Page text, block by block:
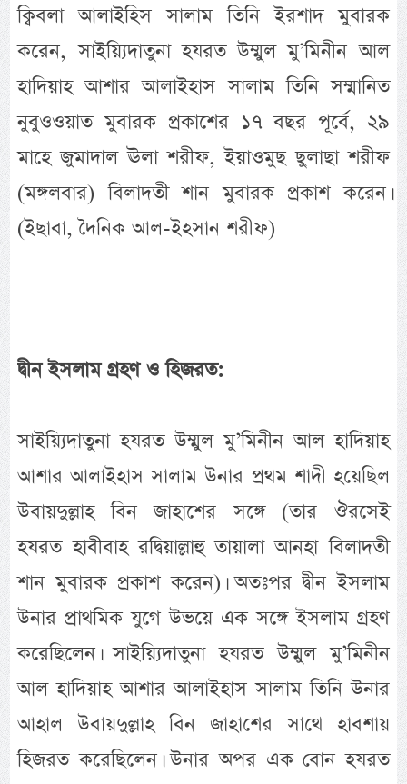
ক্বিবলা আলাইহিস সালাম তিনি ইরশাদ মুবারক
করেন, সাইয়্যিদাতুনা হযরত উম্মুল মু’মিনীন আল
হাদিয়াহ আশার আলাইহাস সালাম তিনি সম্মানিত
নুবুওওয়াত মুবারক প্রকাশের ১৭ বছর পূর্বে, ২৯
মাহে জুমাদাল ঊলা শরীফ, ইয়াওমুছ ছুলাছা শরীফ
(মঙ্গলবার) বিলাদতী শান মুবারক প্রকাশ করেন।
(ইছাবা, দৈনিক আল-ইহসান শরীফ)
দ্বীন ইসলাম গ্রহণ ও হিজরত:
সাইয়্যিদাতুনা হযরত উম্মুল মু’মিনীন আল হাদিয়াহ
আশার আলাইহাস সালাম উনার প্রথম শাদী হয়েছিল
উবায়দুল্লাহ বিন জাহাশের সঙ্গে (তার ঔরসেই
হযরত হাবীবাহ রদ্বিয়াল্লাহু তায়ালা আনহা বিলাদতী
শান মুবারক প্রকাশ করেন)। অতঃপর দ্বীন ইসলাম
উনার প্রাথমিক যুগে উভয়ে এক সঙ্গে ইসলাম গ্রহণ
করেছিলেন। সাইয়্যিদাতুনা হযরত উম্মুল মু’মিনীন
আল হাদিয়াহ আশার আলাইহাস সালাম তিনি উনার
আহাল উবায়দুল্লাহ বিন জাহাশের সাথে হাবশায়
হিজরত করেছিলেন। উনার অপর এক বোন হযরত